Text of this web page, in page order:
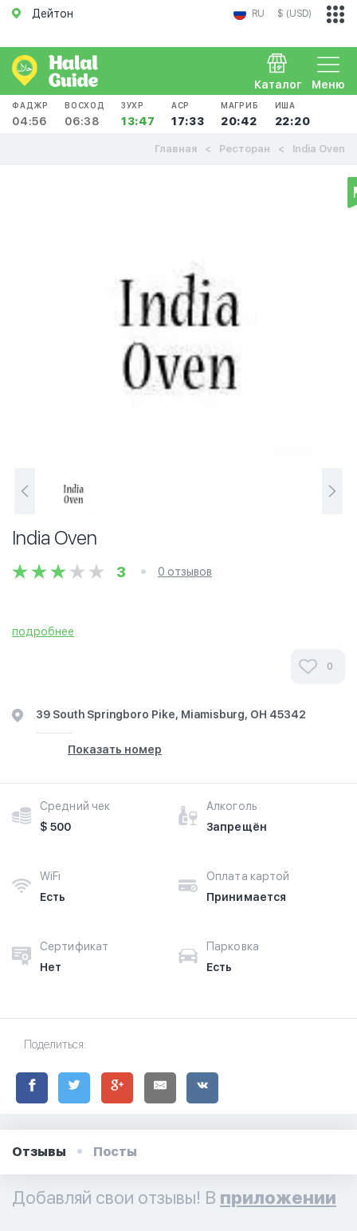
Дейтон RU $ (USD)
Меню
Каталог
ФАДЖР
04:56
ВОСХОД
06:38
ЗУХР
13:47
АСР
17:33
МАГРИБ
20:42
ИША
22:20
Главная Ресторан India Oven
India Oven
3 0 отзывов
подробнее
0
39 South Springboro Pike, Miamisburg, OH 45342
Показать номер
Средний чек
$ 500
Алкоголь
Запрещён
WiFi
Есть
Оплата картой
Принимается
Сертификат
Нет
Парковка
Есть
Поделиться:
Отзывы Посты
Добавляй свои отзывы! В приложении